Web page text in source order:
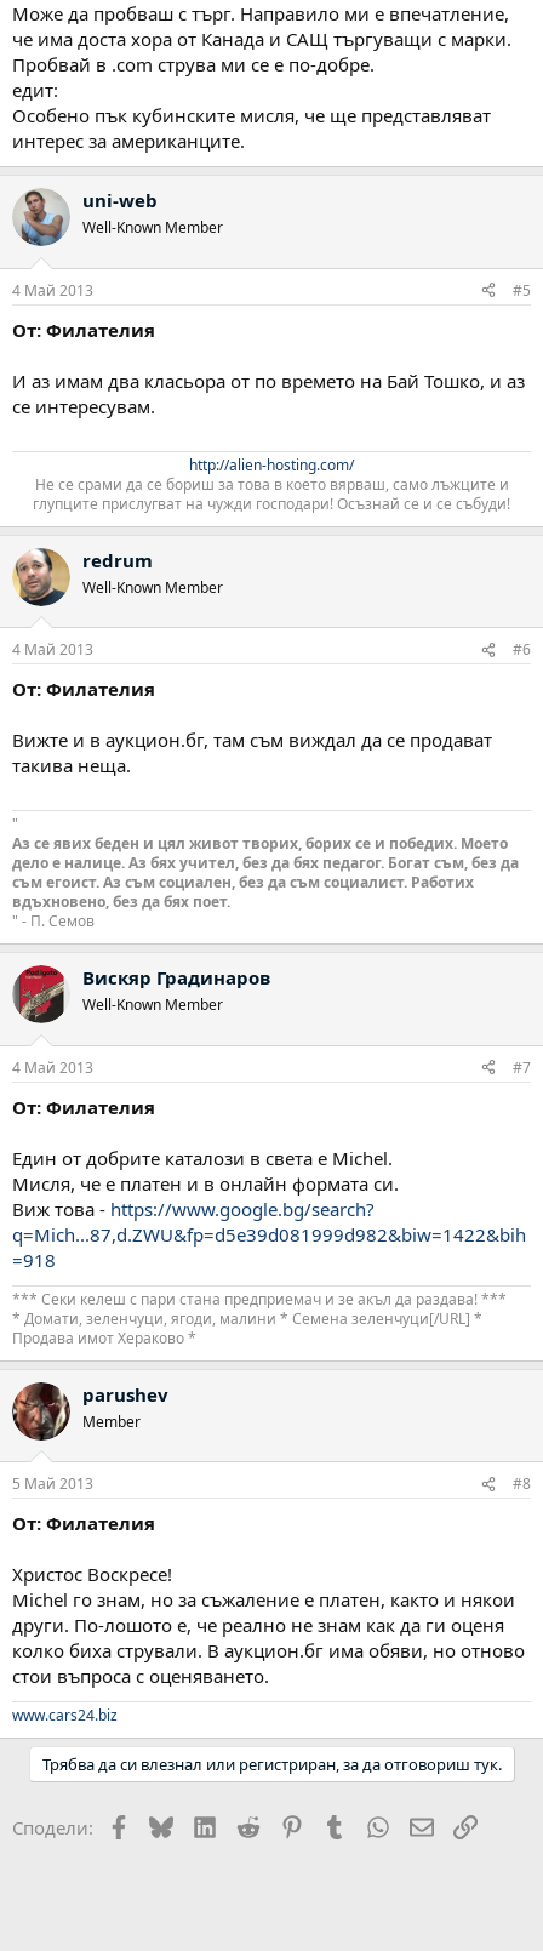
Може да пробваш с търг. Направило ми е впечатление,
че има доста хора от Канада и САЩ търгуващи с марки.
Пробвай в .com струва ми се е по-добре.
едит:
Особено пък кубинските мисля, че ще представляват
интерес за американците.
uni-web
Well-Known Member
4 Май 2013 #5
От: Филателия
И аз имам два класьора от по времето на Бай Тошко, и аз
се интересувам.
http://alien-hosting.com/
Не се срами да се бориш за това в което вярваш, само лъжците и
глупците прислугват на чужди господари! Осъзнай се и се събуди!​
redrum
Well-Known Member
4 Май 2013 #6
От: Филателия
Вижте и в аукцион.бг, там съм виждал да се продават
такива неща.
"
Аз се явих беден и цял живот творих, борих се и победих. Моето
дело е налице. Аз бях учител, без да бях педагог. Богат съм, без да
съм егоист. Аз съм социален, без да съм социалист. Работих
вдъхновено, без да бях поет.
" - П. Семов
Вискяр Градинаров
Well-Known Member
4 Май 2013 #7
От: Филателия
Един от добрите каталози в света е Michel.
Мисля, че е платен и в онлайн формата си.
Виж това - https://www.google.bg/search?
q=Mich...87,d.ZWU&fp=d5e39d081999d982&biw=1422&bih
=918
*** Секи келеш с пари стана предприемач и зе акъл да раздава! ***
* Домати, зеленчуци, ягоди, малини * Семена зеленчуци[/URL] *
Продава имот Хераково *
parushev
Member
5 Май 2013 #8
От: Филателия
Христос Воскресе!
Michel го знам, но за съжаление е платен, както и някои
други. По-лошото е, че реално не знам как да ги оценя
колко биха стрували. В аукцион.бг има обяви, но отново
стои въпроса с оценяването.
www.cars24.biz
Трябва да си влезнал или регистриран, за да отговориш тук.
Сподели: Facebook
BlueskyLinkedIn
Reddit PinterestTumblr WhatsApp
EmailLink